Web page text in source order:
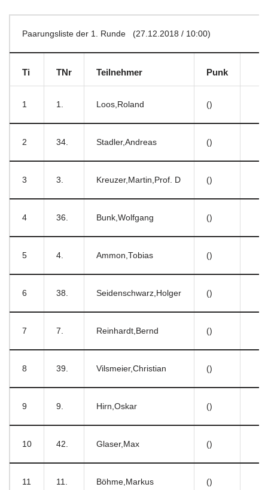
Paarungsliste der 1. Runde (27.12.2018 / 10:00)
Ti TNr Teilnehmer Punk
1 1. Loos,Roland ()
2 34. Stadler,Andreas ()
3 3. Kreuzer,Martin,Prof. D ()
4 36. Bunk,Wolfgang ()
5 4. Ammon,Tobias ()
6 38. Seidenschwarz,Holger ()
7 7. Reinhardt,Bernd ()
8 39. Vilsmeier,Christian ()
9 9. Hirn,Oskar ()
10 42. Glaser,Max ()
11 11. Böhme,Markus ()